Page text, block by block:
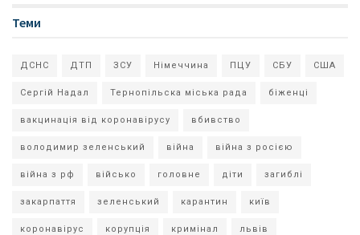
Теми
ДСНС ДТП ЗСУ Німеччина ПЦУ СБУ США
Сергій Надал Тернопільска міська рада біженці
вакцинація від коронавірусу вбивство
володимир зеленський війна війна з росією
війна з рф військо головне діти загиблі
закарпаття зеленський карантин київ
коронавірус корупція кримінал львів